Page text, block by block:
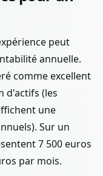
peut
annuelle.
comme excellent
d'actifs (les
une
Sur un
7 500 euros
par mois.